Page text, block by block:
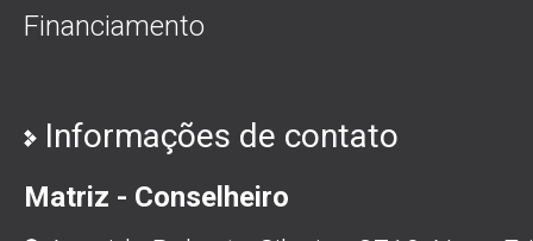
Financiamento
Informações de contato
Matriz - Conselheiro